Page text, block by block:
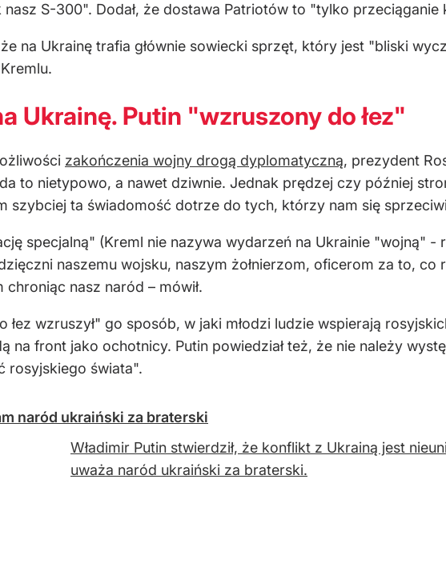
nasz S-300". Dodał, że dostawa Patriotów to "tylko przeciąganie
na Ukrainę trafia głównie sowiecki sprzęt, który jest "bliski
Ukrainę. Putin "wzruszony do łez"
zakończenia wojny drogą dyplomatyczną, prezydent
to nietypowo, a nawet dziwnie. Jednak prędzej czy później
szybciej ta świadomość dotrze do tych, którzy nam się
specjalną" (Kreml nie nazywa wydarzeń na Ukrainie "wojną"
naszemu wojsku, naszym żołnierzom, oficerom za to, co
nasz naród – mówił.
łez wzruszył" go sposób, w jaki młodzi ludzie wspierają
na front jako ochotnicy. Putin powiedział też, że nie należy
rosyjskiego świata".
naród ukraiński za braterski
Władimir Putin stwierdził, że konflikt z Ukrainą jest
uważa naród ukraiński za braterski.